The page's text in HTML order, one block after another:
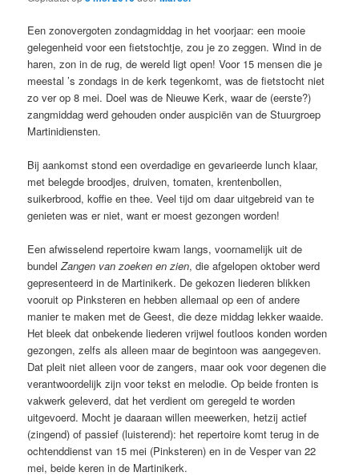
Een zonovergoten zondagmiddag in het voorjaar: een mooie
gelegenheid voor een fietstochtje, zou je zo zeggen. Wind in de
haren, zon in de rug, de wereld ligt open! Voor 15 mensen die je
meestal ’s zondags in de kerk tegenkomt, was de fietstocht niet
zo ver op 8 mei. Doel was de Nieuwe Kerk, waar de (eerste?)
zangmiddag werd gehouden onder auspiciën van de Stuurgroep
Martinidiensten.
Bij aankomst stond een overdadige en gevarieerde lunch klaar,
met belegde broodjes, druiven, tomaten, krentenbollen,
suikerbrood, koffie en thee. Veel tijd om daar uitgebreid van te
genieten was er niet, want er moest gezongen worden!
Een afwisselend repertoire kwam langs, voornamelijk uit de
bundelZangen van zoeken en zien, die afgelopen oktober werd
gepresenteerd in de Martinikerk. De gekozen liederen blikken
vooruit op Pinksteren en hebben allemaal op een of andere
manier te maken met de Geest, die deze middag lekker waaide.
Het bleek dat onbekende liederen vrijwel foutloos konden worden
gezongen, zelfs als alleen maar de begintoon was aangegeven.
Dat pleit niet alleen voor de zangers, maar ook voor degenen die
verantwoordelijk zijn voor tekst en melodie. Op beide fronten is
vakwerk geleverd, dat het verdient om geregeld te worden
uitgevoerd. Mocht je daaraan willen meewerken, hetzij actief
(zingend) of passief (luisterend): het repertoire komt terug in de
ochtenddienst van 15 mei (Pinksteren) en in de Vesper van 22
mei, beide keren in de Martinikerk.